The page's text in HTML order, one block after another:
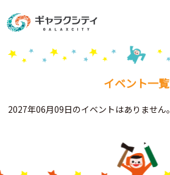
施設案内
こども
西新井
イベント一覧
2027年06月09日のイベントはありません。